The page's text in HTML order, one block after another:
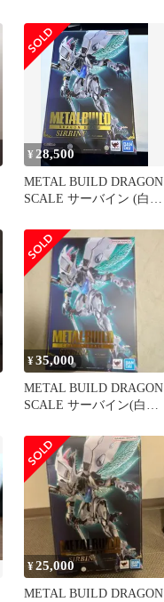
¥ 28,500
METAL BUILD DRAGON
SCALE サーバイン (白き
¥35,000
METAL BUILD DRAGON
SCALE サーバイン(白き
¥25,000
METAL BUILD DRAGON